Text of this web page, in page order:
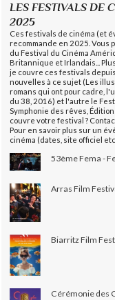
LES FESTIVALS DE
2025
Ces festivals de cinéma (et
recommande en 2025. Vous
du Festival du Cinéma
Britannique et Irlandais...
je couvre ces festivals
nouvelles à ce sujet (Les
romans qui ont pour cadre,
du 38, 2016) et l'autre le
Symphonie des rêves,
couvre votre festival ?
Pour en savoir plus sur un
cinéma (dates, site officiel
53ème Fema -
Arras Film
Biarritz Film
Cérémonie des